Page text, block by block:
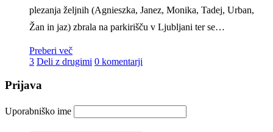
plezanja željnih (Agnieszka, Janez, Monika, Tadej, Urban,
Žan in jaz) zbrala na parkirišču v Ljubljani ter se…
Preberi več
3 Deli z drugimi 0 komentarji
Prijava
Uporabniško ime